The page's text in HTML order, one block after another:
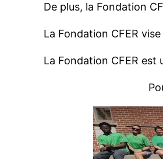
De plus, la Fondation
La Fondation CFER
La Fondation CFER est